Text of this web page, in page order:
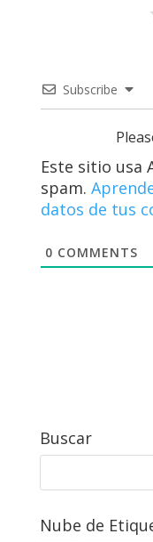
Subscribe
Este sitio usa
spam.
datos de tus
0 COMMENTS
Buscar
Nube de